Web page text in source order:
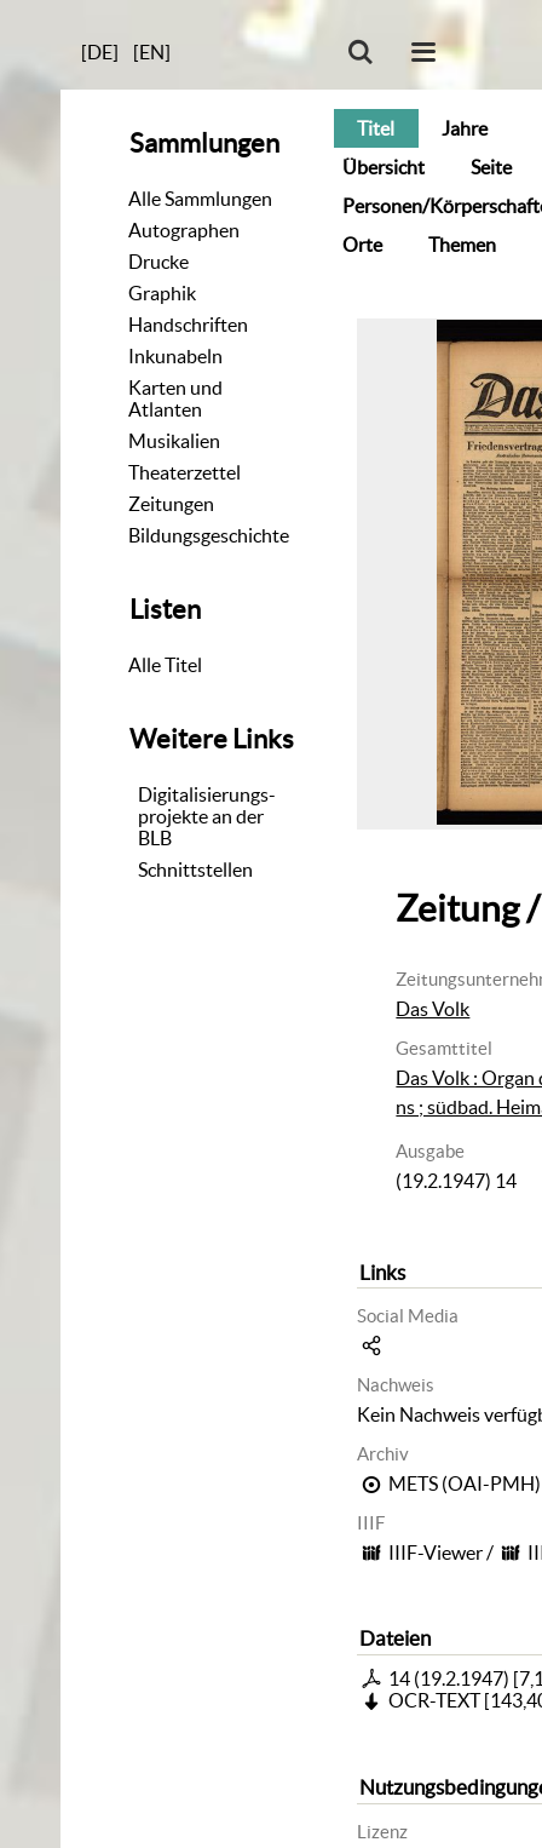
[DE] [EN]
Sammlungen
Alle Sammlungen
Autographen
Drucke
Graphik
Handschriften
Inkunabeln
Karten und
Atlanten
Musikalien
Theaterzettel
Zeitungen
Bildungsgeschichte
Listen
Alle Titel
Weitere Links
Digitalisierungs-
projekte an der
BLB
Schnittstellen
Titel
Jahre
Übersicht
Seite
Personen/
Orte
Themen
Zeitung
Das Volk
Gesamttitel
Das Volk :
ns ; südbad.
Ausgabe
(19.2.1947) 14
Links
Social Media
Nachweis
Kein Nachweis
Archiv
METS (OAI-PMH)
IIIF
IIIF-Viewer/
Dateien
14 (19.2.1947) [
OCR-TEXT[
Lizenz